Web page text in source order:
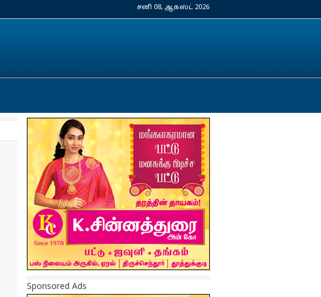
சனி 08, ஆகஸ்ட் 2026
Sponsored Ads